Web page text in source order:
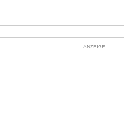
ANZEIGE